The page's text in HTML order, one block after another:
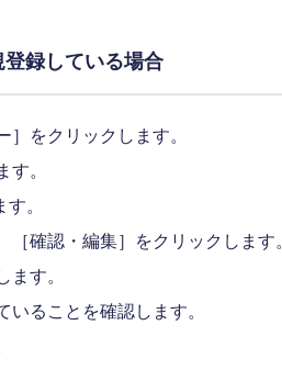
録している場合
をクリックします。
。
。
確認・編集］をクリックします。
す。
いることを確認します。